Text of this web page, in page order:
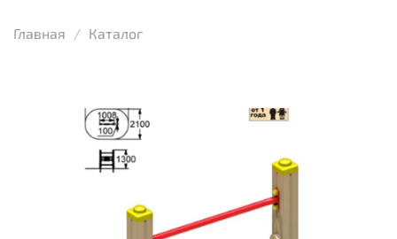
Главная Каталог